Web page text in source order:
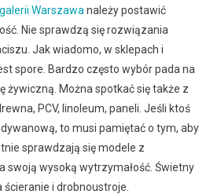
Warszawa należy postawić
Nie sprawdzą się rozwiązania
Jak wiadomo, w sklepach i
spore. Bardzo często wybór pada na
żywiczną. Można spotkać się także z
PCV, linoleum, paneli. Jeśli ktoś
to musi pamiętać o tym, aby
sprawdzają się modele z
swoją wysoką wytrzymałość. Świetny
i drobnoustroje.